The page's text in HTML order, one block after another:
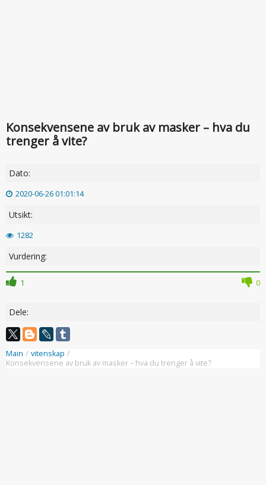
Konsekvensene av bruk av masker – hva du
trenger å vite?
Dato:
2020-06-26 01:01:14
Utsikt:
1282
Vurdering:
1 0
Dele:
Main / vitenskap /
Konsekvensene av bruk av masker – hva du trenger å vite?